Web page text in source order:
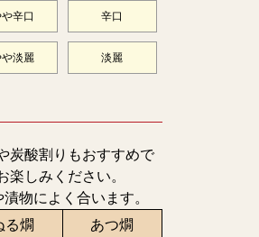
辛口 辛口
淡麗 淡麗
炭酸割りもおすすめで
しみください。
物によく合います。
る燗 あつ燗